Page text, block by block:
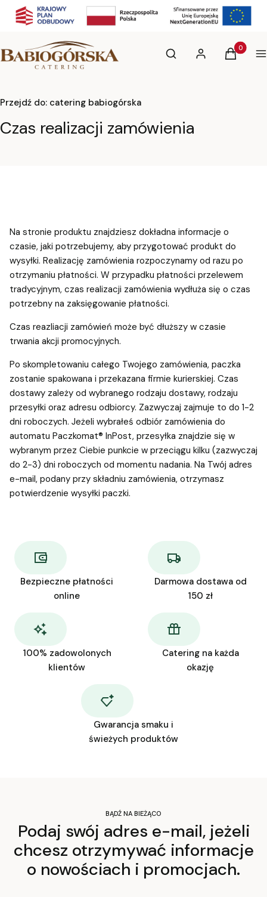
Otwórz wyszukiwarkę
Szukaj Zaloguj sięProdukty
Koszyk
Przejdź do: catering babiogórska
Czas realizacji zamówienia
Na stronie produktu znajdziesz dokładna informacje o
czasie, jaki potrzebujemy, aby przygotować produkt do
wysyłki. Realizację zamówienia rozpoczynamy od razu po
otrzymaniu płatności. W przypadku płatności przelewem
tradycyjnym, czas realizacji zamówienia wydłuża się o czas
potrzebny na zaksięgowanie płatności.
Czas reazliacji zamówień może być dłuższy w czasie
trwania akcji promocyjnych.
Po skompletowaniu całego Twojego zamówienia, paczka
zostanie spakowana i przekazana firmie kurierskiej. Czas
dostawy zależy od wybranego rodzaju dostawy, rodzaju
przesyłki oraz adresu odbiorcy. Zazwyczaj zajmuje to do 1-2
dni roboczych. Jeżeli wybrałeś odbiór zamówienia do
automatu Paczkomat® InPost, przesyłka znajdzie się w
wybranym przez Ciebie punkcie w przeciągu kilku (zazwyczaj
do 2-3) dni roboczych od momentu nadania. Na Twój adres
e-mail, podany przy składniu zamówienia, otrzymasz
potwierdzenie wysyłki paczki.
Bezpieczne płatności
online
Darmowa dostawa od
150 zł
100% zadowolonych
klientów
Catering na każda
okazję
Gwarancja smaku i
świeżych produktów
BĄDŹ NA BIEŻĄCO
Podaj swój adres e-mail, jeżeli
chcesz otrzymywać informacje
o nowościach i promocjach.